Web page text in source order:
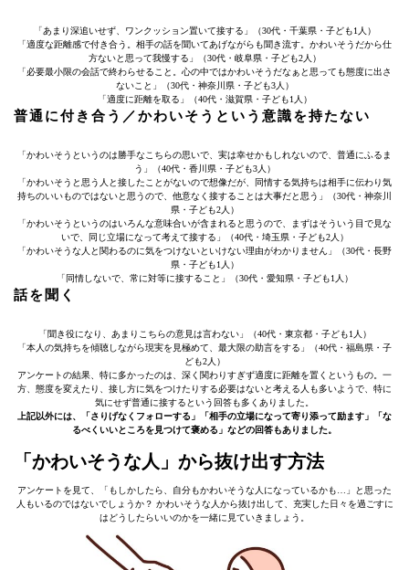
「あまり深追いせず、ワンクッション置いて接する」（30代・千葉県・子ども1人）
「適度な距離感で付き合う。相手の話を聞いてあげながらも聞き流す。かわいそうだから仕
方ないと思って我慢する」（30代・岐阜県・子ども2人）
「必要最小限の会話で終わらせること。心の中ではかわいそうだなぁと思っても態度に出さ
ないこと」（30代・神奈川県・子ども3人）
「適度に距離を取る」（40代・滋賀県・子ども1人）
普通に付き合う／かわいそうという意識を持たない
「かわいそうというのは勝手なこちらの思いで、実は幸せかもしれないので、普通にふるま
う」（40代・香川県・子ども3人）
「かわいそうと思う人と接したことがないので想像だが、同情する気持ちは相手に伝わり気
持ちのいいものではないと思うので、他意なく接することは大事だと思う」（30代・神奈川
県・子ども2人）
「かわいそうというのはいろんな意味合いが含まれると思うので、まずはそういう目で見な
いで、同じ立場になって考えて接する」（40代・埼玉県・子ども2人）
「かわいそうな人と関わるのに気をつけないといけない理由がわかりません」（30代・長野
県・子ども1人）
「同情しないで、常に対等に接すること」（30代・愛知県・子ども1人）
話を聞く
「聞き役になり、あまりこちらの意見は言わない」（40代・東京都・子ども1人）
「本人の気持ちを傾聴しながら現実を見極めて、最大限の助言をする」（40代・福島県・子
ども2人）
アンケートの結果、特に多かったのは、深く関わりすぎず適度に距離を置くというもの。一
方、態度を変えたり、接し方に気をつけたりする必要はないと考える人も多いようで、特に
気にせず普通に接するという回答も多くありました。
上記以外には、「さりげなくフォローする」「相手の立場になって寄り添って励ます」「な
るべくいいところを見つけて褒める」などの回答もありました。
「かわいそうな人」から抜け出す方法
アンケートを見て、「もしかしたら、自分もかわいそうな人になっているかも…」と思った
人もいるのではないでしょうか？ かわいそうな人から抜け出して、充実した日々を過ごすに
はどうしたらいいのかを一緒に見ていきましょう。